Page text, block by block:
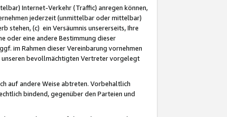
Internet-Verkehr (Traffic) anregen können,
jederzeit (unmittelbar oder mittelbar)
stehen, (c) ein Versäumnis unsererseits, Ihre
oder eine andere Bestimmung dieser
im Rahmen dieser Vereinbarung vornehmen
unseren bevollmächtigten Vertreter vorgelegt
auf andere Weise abtreten. Vorbehaltlich
bindend, gegenüber den Parteien und